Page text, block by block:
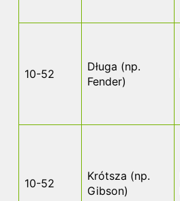
10-52
Długa (np.
Fender)
10-52
Krótsza (np.
Gibson)